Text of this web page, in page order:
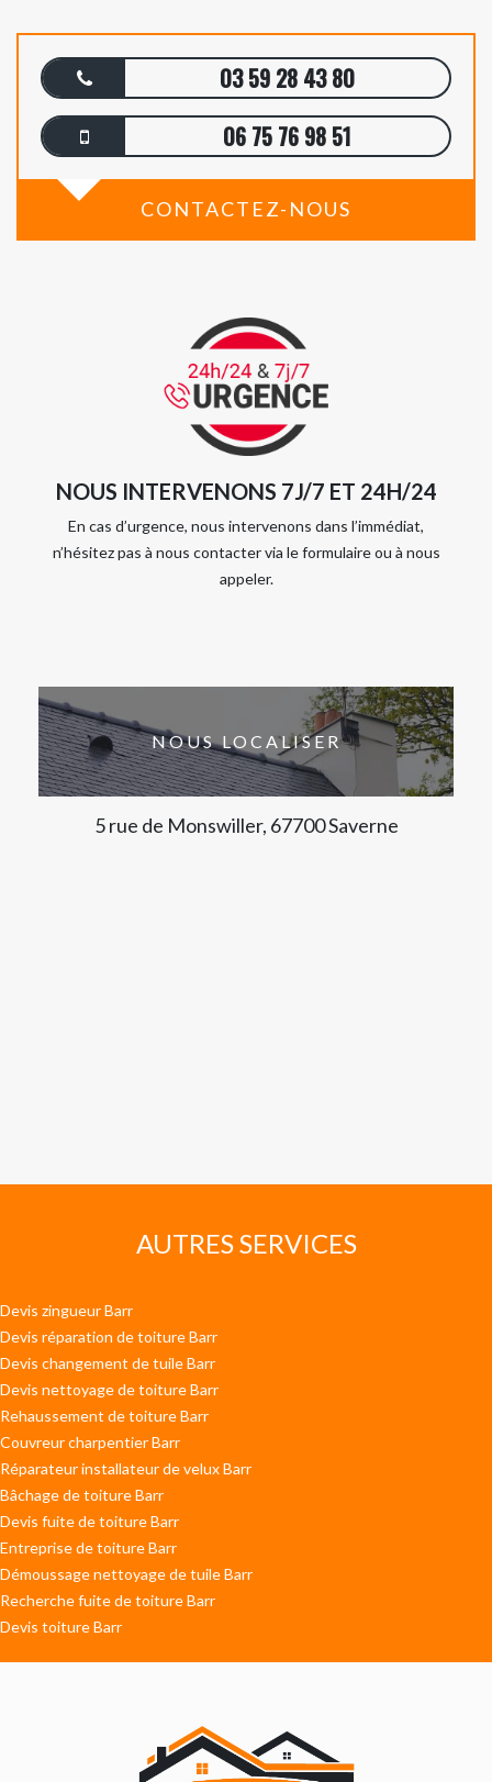
03 59 28 43 80
06 75 76 98 51
CONTACTEZ-NOUS
NOUS INTERVENONS 7J/7 ET 24H/24
En cas d’urgence, nous intervenons dans l’immédiat,
n’hésitez pas à nous contacter via le formulaire ou à nous
appeler.
NOUS LOCALISER
5 rue de Monswiller, 67700 Saverne
AUTRES SERVICES
Devis zingueur Barr
Devis réparation de toiture Barr
Devis changement de tuile Barr
Devis nettoyage de toiture Barr
Rehaussement de toiture Barr
Couvreur charpentier Barr
Réparateur installateur de velux Barr
Bâchage de toiture Barr
Devis fuite de toiture Barr
Entreprise de toiture Barr
Démoussage nettoyage de tuile Barr
Recherche fuite de toiture Barr
Devis toiture Barr